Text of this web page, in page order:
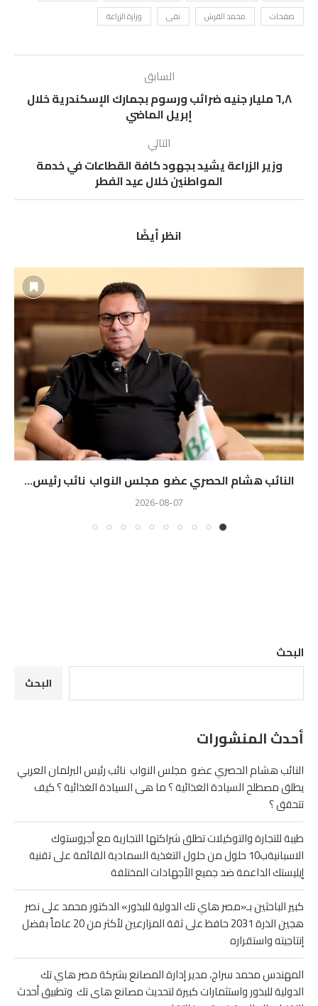
صفحات
محمد القرش نفى وزارة الزراعة
السابق
٦,٨ مليار جنيه ضرائب ورسوم بجمارك الإسكندرية خلال
إبريل الماضي
التالي
وزير الزراعة يشيد بجهود كافة القطاعات في خدمة
المواطنين خلال عيد الفطر
انظر أيضًا
النائب هشام الحصري عضو مجلس النواب نائب رئيس...
2026-08-07
البحث
البحث
أحدث المنشورات
النائب هشام الحصري عضو مجلس النواب نائب رئيس البرلمان العربي
يطلق مصطلح السيادة الغذائية ؟ ما هى السيادة الغذائية ؟ كيف
تتحقق ؟
طيبة للتجارة والتوكيلات تطلق شراكتها التجارية مع أجروستوك
الاسبانيةب10 حلول من حلول التغذية السمادية القائمة على تقنية
إيليستك الداعمة ضد جميع الأجهادات المختلفة
كبير الباحثين بـ«مصر هاي تك الدولية للبذور» الدكتور محمد على نصر
هجين الذرة 2031 حافظ على ثقة المزارعين لأكثر من 20 عاماً بفضل
إنتاجيته واستقراره
المهندس محمد سراج، مدير إدارة المصانع بشركة مصر هاي تك
الدولية للبذور واستثمارات كبيرة لتحديث مصانع هاى تك وتطبيق أحدث